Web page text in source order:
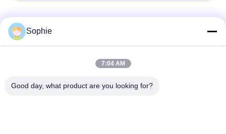
Catégories populaires
Élément filtrant de
Sophie
7:04 AM
Good day, what product are you looking for?